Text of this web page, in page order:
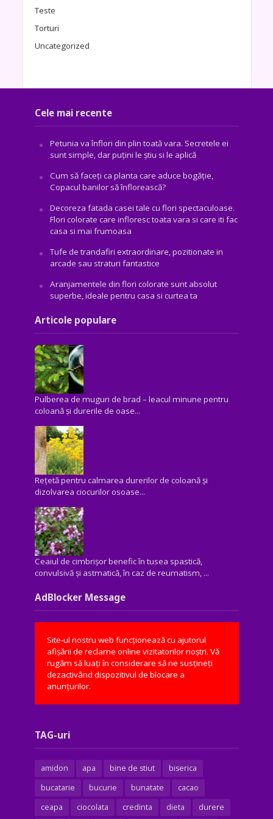
Teste
Torturi
Uncategorized
Cele mai recente
Petunia va înflori din plin toată vara. Secretele ei
sunt simple, dar puțini le știu si le aplică
Cum să faceți ca planta care aduce bogăţie,
Copacul banilor să înflorească?
Decoreza fatada casei tale cu flori spectaculoase.
Flori colorate care infloresc toata vara si care iti fac
casa si mai frumoasa
Tufe de trandafiri extraordinare, pozitionate in
arcade sau straturi fantastice
Aranjamentele din flori colorate sunt absolut
superbe, ideale pentru casa si curtea ta
Articole populare
Pulberea de muguri de brad – leacul minune pentru
coloană și durerile de oase...
Rețetă pentru calmarea durerilor de coloană și
dizolvarea ciocurilor osoase...
Ceaiul de cimbrișor benefic în tusea spastică,
convulsivă şi astmatică, în caz de reumatism, ...
AdBlocker Message
Site-ul nostru web funcționează cu ajutorul
afișării de reclame online vizitatorilor noștri. Vă
rugăm să luați în considerare să ne susțineți
dezactivând dispozitivul de blocare a
anunțurilor.
TAG-uri
amidon apa bine de stiut
biserica
bucatarie
bucurie bunatate
cacao
ceapa
ciocolata credinta dieta durere